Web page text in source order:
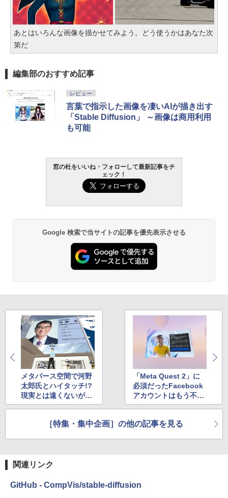
あとはいろんな画像を描かせてみよう。どう使うかはあなた次
第だ
編集部のおすすめ記事
レビュー
言葉で指示した画像を凄いAIが描き出す
「Stable Diffusion」 ～画像は商用利用
も可能
窓の杜をいいね・フォローして最新記事をチ
ェック！
Google 検索で当サイトの記事を優先表示させる
メタバース空間で河野
太郎氏とハイタッチ!?
現実とは遠くないがユ
ニークな世界が広がっ
「Meta Quest 2」に
必須だったFacebook
アカウントはもう不
要！?「Metaアカウン
やってみた
［特集・集中企画］の他の記事を見る
関連リンク
GitHub - CompVis/stable-diffusion